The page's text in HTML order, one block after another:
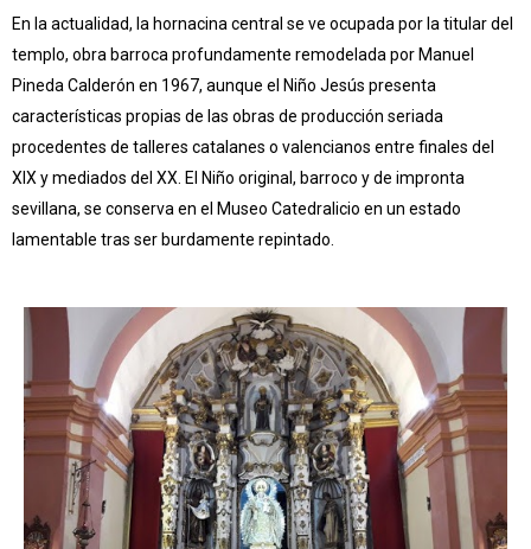
En la actualidad, la hornacina central se ve ocupada por la titular del
templo, obra barroca profundamente remodelada por Manuel
Pineda Calderón en 1967, aunque el Niño Jesús presenta
características propias de las obras de producción seriada
procedentes de talleres catalanes o valencianos entre finales del
XIX y mediados del XX. El Niño original, barroco y de impronta
sevillana, se conserva en el Museo Catedralicio en un estado
lamentable tras ser burdamente repintado.